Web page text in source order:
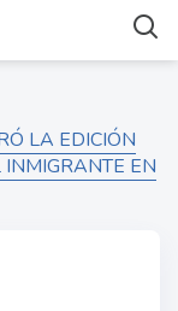
LA EDICIÓN
EN